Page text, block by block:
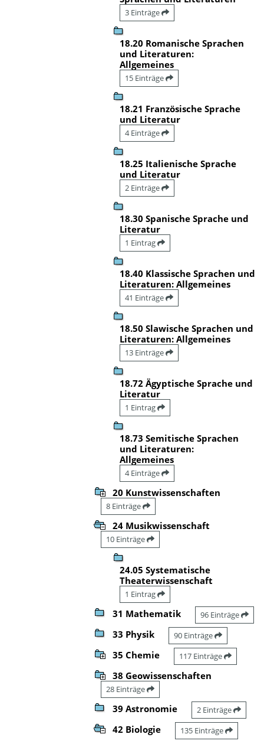
3 Einträge
18.20 Romanische Sprachen
und Literaturen:
Allgemeines
15 Einträge
18.21 Französische Sprache
und Literatur
4 Einträge
18.25 Italienische Sprache
und Literatur
2 Einträge
18.30 Spanische Sprache und
Literatur
1 Eintrag
18.40 Klassische Sprachen und
Literaturen: Allgemeines
41 Einträge
18.50 Slawische Sprachen und
Literaturen: Allgemeines
13 Einträge
18.72 Ägyptische Sprache und
Literatur
1 Eintrag
18.73 Semitische Sprachen
und Literaturen:
Allgemeines
4 Einträge
20 Kunstwissenschaften
8 Einträge
24 Musikwissenschaft
10 Einträge
24.05 Systematische
Theaterwissenschaft
1 Eintrag
31 Mathematik 96 Einträge
33 Physik 90 Einträge
35 Chemie 117 Einträge
38 Geowissenschaften
28 Einträge
39 Astronomie 2 Einträge
42 Biologie 135 Einträge